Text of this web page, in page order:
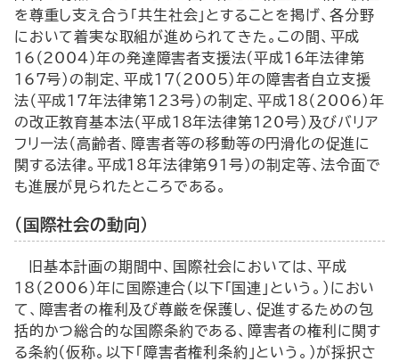
を尊重し支え合う「共生社会」とすることを掲げ、各分野
において着実な取組が進められてきた。この間、平成
16（2004）年の発達障害者支援法（平成16年法律第
167号）の制定、平成17（2005）年の障害者自立支援
法（平成17年法律第123号）の制定、平成18（2006）年
の改正教育基本法（平成18年法律第120号）及びバリア
フリー法（高齢者、障害者等の移動等の円滑化の促進に
関する法律。平成18年法律第91号）の制定等、法令面で
も進展が見られたところである。
（国際社会の動向）
旧基本計画の期間中、国際社会においては、平成
18（2006）年に国際連合（以下「国連」という。）におい
て、障害者の権利及び尊厳を保護し、促進するための包
括的かつ総合的な国際条約である、障害者の権利に関す
る条約（仮称。以下「障害者権利条約」という。）が採択さ